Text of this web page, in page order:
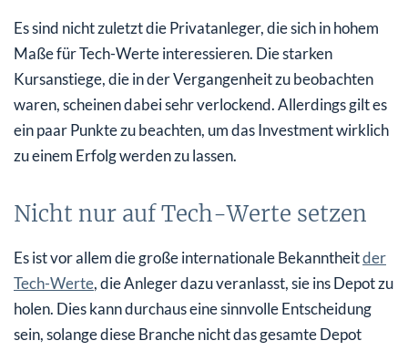
Es sind nicht zuletzt die Privatanleger, die sich in hohem
Maße für Tech-Werte interessieren. Die starken
Kursanstiege, die in der Vergangenheit zu beobachten
waren, scheinen dabei sehr verlockend. Allerdings gilt es
ein paar Punkte zu beachten, um das Investment wirklich
zu einem Erfolg werden zu lassen.
Nicht nur auf Tech-Werte setzen
Es ist vor allem die große internationale Bekanntheitder
Tech-Werte, die Anleger dazu veranlasst, sie ins Depot zu
holen. Dies kann durchaus eine sinnvolle Entscheidung
sein, solange diese Branche nicht das gesamte Depot